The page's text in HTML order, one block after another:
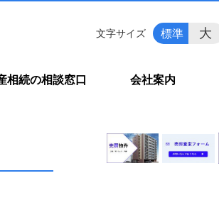
相続の相談窓口 会社案内
文字サイズ 標準 大